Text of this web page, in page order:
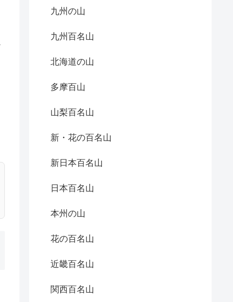
九州の山
九州百名山
北海道の山
多摩百山
山梨百名山
新・花の百名山
新日本百名山
日本百名山
本州の山
花の百名山
近畿百名山
関西百名山